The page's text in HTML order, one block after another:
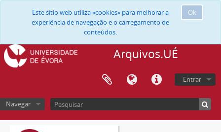
Ok
Este sítio web utiliza «cookies» para melhorar a
experiência de navegação e o carregamento de
conteúdos.
Arquivos.UÉ
Entrar
Navegar